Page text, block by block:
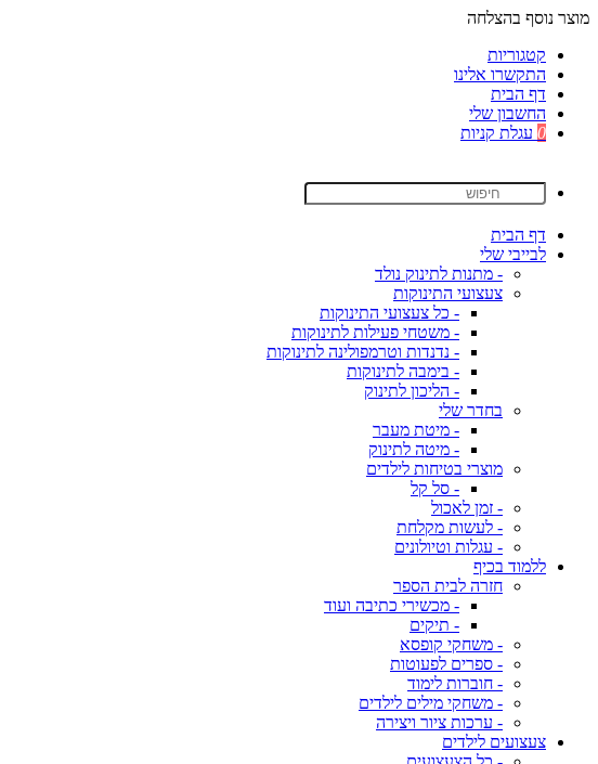
מוצר נוסף בהצלחה
קטגוריות
התקשרו אלינו
דף הבית
החשבון שלי
0 עגלת קניות
דף הבית
לבייבי שלי
- מתנות לתינוק נולד
צעצועי התינוקות
- כל צעצועי התינוקות
- משטחי פעילות לתינוקות
- נדנדות וטרמפולינה לתינוקות
- בימבה לתינוקות
- הליכון לתינוק
בחדר שלי
- מיטת מעבר
- מיטה לתינוק
מוצרי בטיחות לילדים
- סל קל
- זמן לאכול
- לעשות מקלחת
- עגלות וטיולונים
ללמוד בכיף
חזרה לבית הספר
- מכשירי כתיבה ועוד
- תיקים
- משחקי קופסא
- ספרים לפעוטות
- חוברות לימוד
- משחקי מילים לילדים
- ערכות ציור ויצירה
צעצועים לילדים